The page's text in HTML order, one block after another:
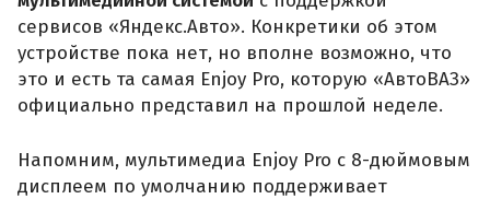
сервисов «Яндекс.Авто». Конкретики об этом
устройстве пока нет, но вполне возможно, что
это и есть та самая Enjoy Pro, которую «АвтоВАЗ»
официально представил на прошлой неделе.
Напомним, мультимедиа Enjoy Pro с 8-дюймовым
дисплеем по умолчанию поддерживает